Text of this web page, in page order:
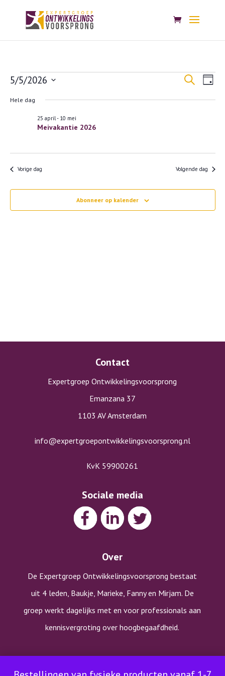
Evenementen
in
Zoeken
Dag
5/5/2026
Selecteer
datum.
Hele dag
Meivakantie 2026
25 april- 10 mei
Vorige dag Volgende dag
Abonneer op kalender
Contact
Expertgroep Ontwikkelingsvoorsprong
Emanzana 37
1103 AV Amsterdam
info@expertgroepontwikkelingsvoorsprong.nl
KvK 59900261
Sociale media
Over
De Expertgroep Ontwikkelingsvoorsprong bestaat
uit 4 leden, Baukje, Marieke, Fanny en Mirjam. De
groep werkt dagelijks met en voor professionals aan
kennisvergroting over hoogbegaafdheid.